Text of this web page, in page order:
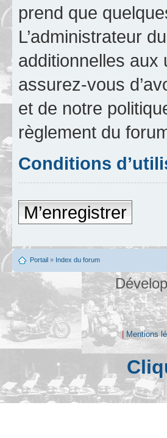
prend que
L’administrateur
additionnelles aux
assurez-vous
et de notre
règlement du
Conditions
M’enregistrer
Portail » Index du forum
| Mentions